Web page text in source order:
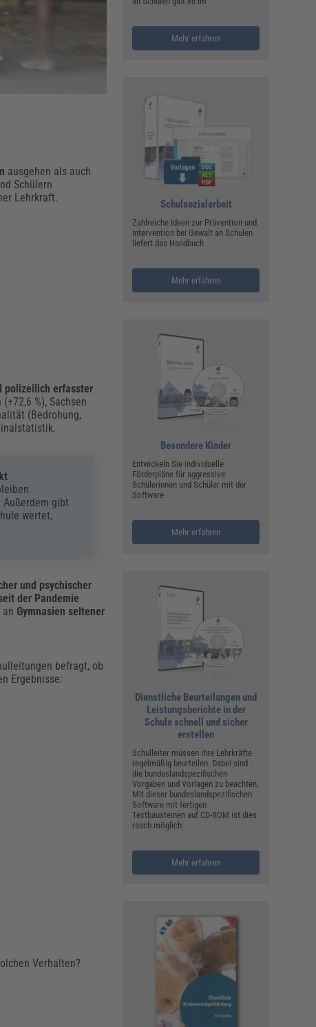
Hausmeister & Haustechnik
& Arbeitshilfen
(AKADEMIE HERKERT)
ausgehen als auch
Schülern
Lehrkraft.
polizeilich erfasster
%), Sachsen
(Bedrohung,
gibt
wertet,
und psychischer
der Pandemie
Gymnasien seltener
befragt, ob
Ergebnisse:
Verhalten?
Mehr erfahren
Schulsozialarbeit
Zahlreiche Ideen zur Prävention und
Intervention bei Gewalt an Schulen
liefert das Handbuch
Mehr erfahren
Besondere Kinder
Entwickeln Sie individuelle
Förderpläne für aggressive
Schülerinnen und Schüler mit der
Software
Mehr erfahren
Dienstliche Beurteilungen und
Leistungsberichte in der
Schule schnell und sicher
erstellen
Schulleiter müssen ihre Lehrkräfte
regelmäßig beurteilen. Dabei sind
die bundeslandspezifischen
Vorgaben und Vorlagen zu beachten.
Mit dieser bundeslandspezifischen
Software mit fertigen
Textbausteinen auf CD-ROM ist dies
rasch möglich.
Mehr erfahren